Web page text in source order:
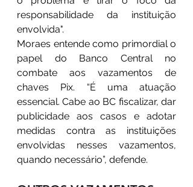
responsabilidade da instituição
envolvida".
Moraes entende como primordial o
papel do Banco Central no
combate aos vazamentos de
chaves Pix. “É uma atuação
essencial. Cabe ao BC fiscalizar, dar
publicidade aos casos e adotar
medidas contra as instituições
envolvidas nesses vazamentos,
quando necessário”, defende.